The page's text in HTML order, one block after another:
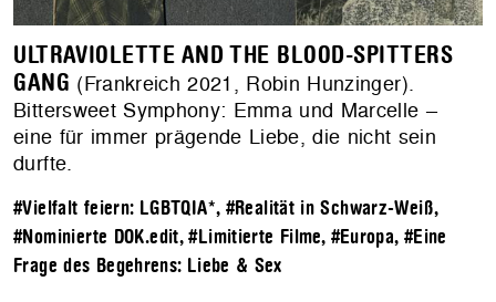
ULTRAVIOLETTE AND THE BLOOD-SPITTERS
GANG (Frankreich 2021, Robin Hunzinger).
Bittersweet Symphony: Emma und Marcelle –
eine für immer prägende Liebe, die nicht sein
durfte.
#Vielfalt feiern: LGBTQIA*, #Realität in Schwarz-Weiß,
#Nominierte DOK.edit,#Limitierte Filme, #Europa, #Eine
Frage des Begehrens: Liebe & Sex